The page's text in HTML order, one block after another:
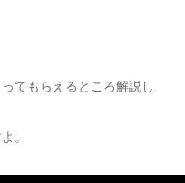
てもらえるところ解説し
。